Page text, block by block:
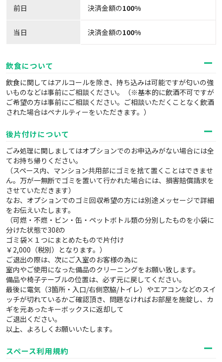
前日 決済金額の100%
当日 決済金額の100%
飲食について
飲食に関してはアルコールを除き、持ち込みは可能ですが匂いの強
いものなどは事前にご相談ください。（※基本的に飲酒不可ですが
ご希望の方は事前にご相談ください。ご相談いただくことなく飲酒
された場合はペナルティーをいただきます。）
後片付けについて
ごみ処理に関しましてはオプションでのお申込みがない場合には全
てお持ち帰りください。
（スペース内、マンション共用部にゴミを捨て置くことはできませ
ん。万が一無断でゴミを置いて行かれた場合には、損害賠償請求を
させていただきます）
なお、オプションでのゴミ回収希望の方には別途メッセージで詳細
をお伝えいたします。
（可燃・不燃・ビン・缶・ペットボトル類の分別したものを小袋に
分けた状態で30ℓの
ゴミ袋×１つにまとめたもので片付け
￥2,000（税別）となります。）
ご退出の際は、次にご入室のお客様の為に
室内やご使用になった備品のクリーニングをお願い致します。
備品や椅子テーブルの位置は、必ず元に戻してください。
最後に電気（3箇所・入口/右側窓脇/トイレ）やエアコンなどのスイ
ッチが切れているかご確認頂き、問題なければお部屋を施錠し、カ
ギを元あったキーボックスに返却して
ご退出ください。
以上、よろしくお願いいたします。
スペース利用規約